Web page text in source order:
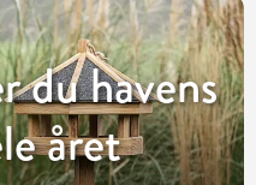
du havens
året